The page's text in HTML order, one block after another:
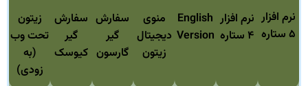
نرم افزار
۵ ستاره
نرم افزار
۴ ستاره
English
Version
منوی
دیجیتال
زیتون
سفارش
گیر
گارسون
سفارش
گیر
کیوسک
زیتون
تحت وب
(به
زودی)